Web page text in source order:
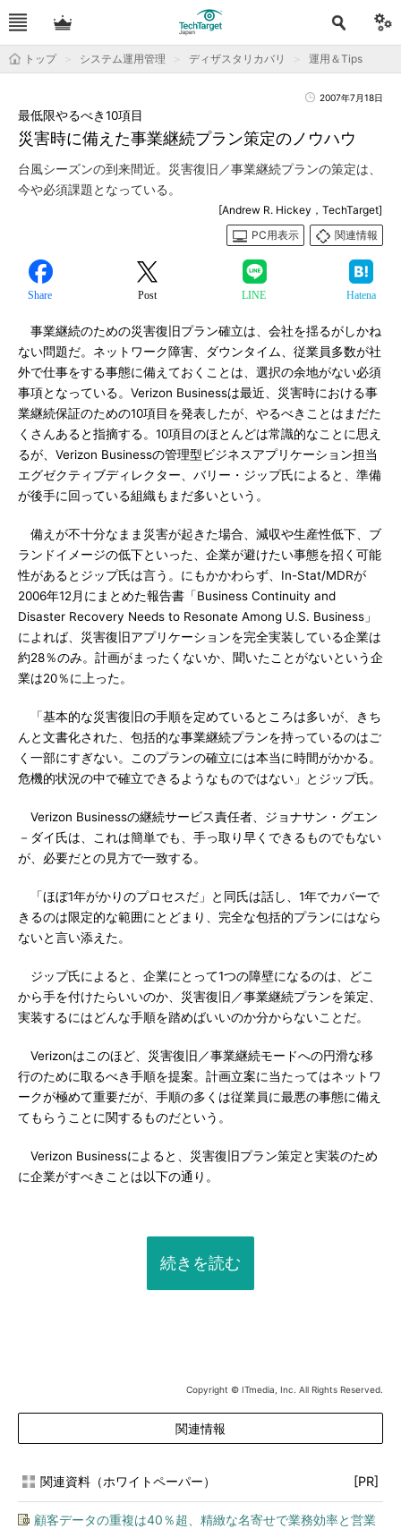
トップ システム運用管理 ディザスタリカバリ 運用＆Tips
2007年7月18日
災害時に備えた事業継続プラン策定のノウハウ
最低限やるべき10項目
台風シーズンの到来間近。災害復旧／事業継続プランの策定は、
今や必須課題となっている。
[Andrew R. Hickey，TechTarget]
PC用表示
関連情報
Share Post LINE Hatena
事業継続のための災害復旧プラン確立は、会社を揺るがしかね
ない問題だ。ネットワーク障害、ダウンタイム、従業員多数が社
外で仕事をする事態に備えておくことは、選択の余地がない必須
事項となっている。Verizon Businessは最近、災害時における事
業継続保証のための10項目を発表したが、やるべきことはまだた
くさんあると指摘する。10項目のほとんどは常識的なことに思え
るが、Verizon Businessの管理型ビジネスアプリケーション担当
エグゼクティブディレクター、バリー・ジップ氏によると、準備
が後手に回っている組織もまだ多いという。
備えが不十分なまま災害が起きた場合、減収や生産性低下、ブ
ランドイメージの低下といった、企業が避けたい事態を招く可能
性があるとジップ氏は言う。にもかかわらず、In-Stat/MDRが
2006年12月にまとめた報告書「Business Continuity and
Disaster Recovery Needs to Resonate Among U.S. Business」
によれば、災害復旧アプリケーションを完全実装している企業は
約28％のみ。計画がまったくないか、聞いたことがないという企
業は20％に上った。
「基本的な災害復旧の手順を定めているところは多いが、きち
んと文書化された、包括的な事業継続プランを持っているのはご
く一部にすぎない。このプランの確立には本当に時間がかかる。
危機的状況の中で確立できるようなものではない」とジップ氏。
Verizon Businessの継続サービス責任者、ジョナサン・グエン
－ダイ氏は、これは簡単でも、手っ取り早くできるものでもない
が、必要だとの見方で一致する。
「ほぼ1年がかりのプロセスだ」と同氏は話し、1年でカバーで
きるのは限定的な範囲にとどまり、完全な包括的プランにはなら
ないと言い添えた。
ジップ氏によると、企業にとって1つの障壁になるのは、どこ
から手を付けたらいいのか、災害復旧／事業継続プランを策定、
実装するにはどんな手順を踏めばいいのか分からないことだ。
Verizonはこのほど、災害復旧／事業継続モードへの円滑な移
行のために取るべき手順を提案。計画立案に当たってはネットワ
ークが極めて重要だが、手順の多くは従業員に最悪の事態に備え
てもらうことに関するものだという。
Verizon Businessによると、災害復旧プラン策定と実装のため
に企業がすべきことは以下の通り。
続きを読む
Copyright © ITmedia, Inc. All Rights Reserved.
関連情報
関連資料（ホワイトペーパー） [PR]
顧客データの重複は40％超、精緻な名寄せで業務効率と営業